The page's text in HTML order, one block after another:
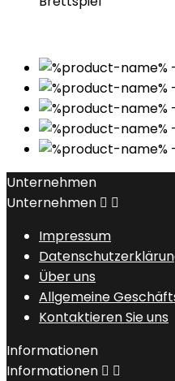
Unternehmen
Unternehmen  
Impressum
Über uns
Allgemeine
Kontaktieren Sie uns
Informationen
Informationen  